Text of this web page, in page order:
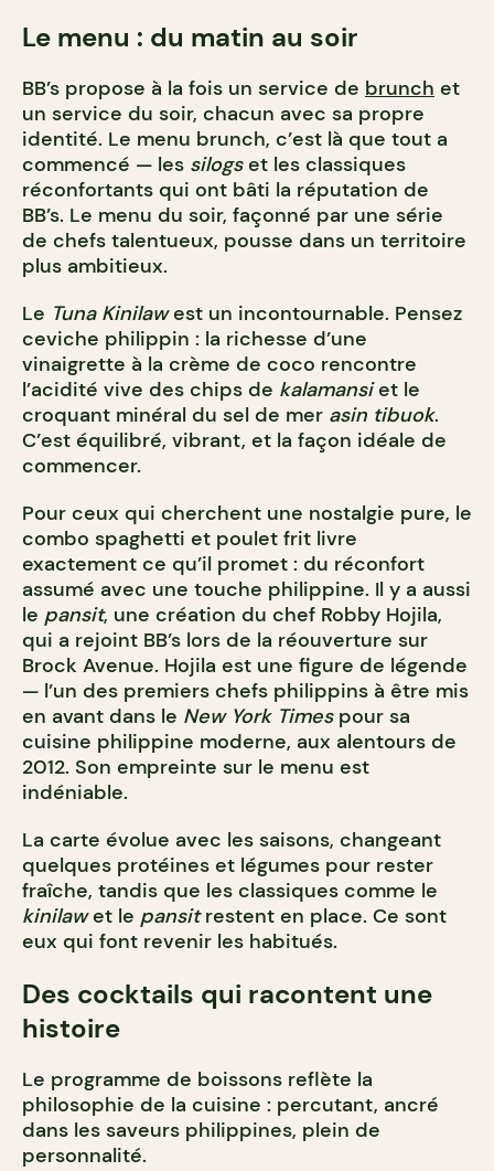
Le menu : du matin au soir
BB’s propose à la fois un service de brunch et
un service du soir, chacun avec sa propre
identité. Le menu brunch, c’est là que tout a
commencé — les silogset les classiques
réconfortants qui ont bâti la réputation de
BB’s. Le menu du soir, façonné par une série
de chefs talentueux, pousse dans un territoire
plus ambitieux.
Le Tuna Kinilawest un incontournable. Pensez
ceviche philippin : la richesse d’une
vinaigrette à la crème de coco rencontre
l’acidité vive des chips de kalamansiet le
croquant minéral du sel de mer asin tibuok.
C’est équilibré, vibrant, et la façon idéale de
commencer.
Pour ceux qui cherchent une nostalgie pure, le
combo spaghetti et poulet frit livre
exactement ce qu’il promet : du réconfort
assumé avec une touche philippine. Il y a aussi
le pansit, une création du chef Robby Hojila,
qui a rejoint BB’s lors de la réouverture sur
Brock Avenue. Hojila est une figure de légende
— l’un des premiers chefs philippins à être mis
en avant dans le New York Timespour sa
cuisine philippine moderne, aux alentours de
2012. Son empreinte sur le menu est
indéniable.
La carte évolue avec les saisons, changeant
quelques protéines et légumes pour rester
fraîche, tandis que les classiques comme le
kinilawet le pansitrestent en place. Ce sont
eux qui font revenir les habitués.
Des cocktails qui racontent une
histoire
Le programme de boissons reflète la
philosophie de la cuisine : percutant, ancré
dans les saveurs philippines, plein de
personnalité.